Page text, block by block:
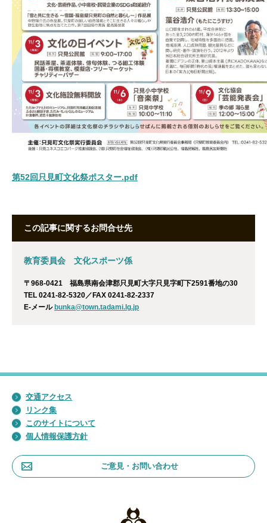
第52回只見町文化祭ポスター.pdf
この記事に関するお問合せ先
教育委員会 文化スポーツ係
〒968-0421 福島県南会津郡只見町大字只見字町下2591番地の30
TEL 0241-82-5320／FAX 0241-82-2337
E-メール bunka@town.tadami.lg.jp
交通アクセス
リンク集
このサイトについて
個人情報保護方針
ご意見・お問い合わせ